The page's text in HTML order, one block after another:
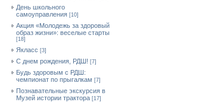
День школьного
самоуправления [10]
Акция «Молодежь за здоровый
образ жизни»: веселые старты
[18]
Якласс [3]
С днем рождения, РДШ! [7]
Будь здоровым с РДШ:
чемпионат по прыгалкам [7]
Познавательные экскурсия в
Музей истории трактора [17]